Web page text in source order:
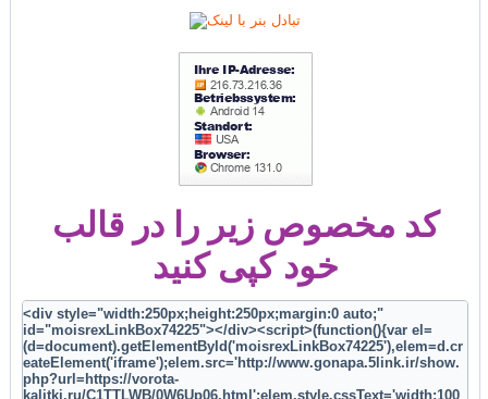
کد مخصوص زیر را در قالب
خود کپی کنید